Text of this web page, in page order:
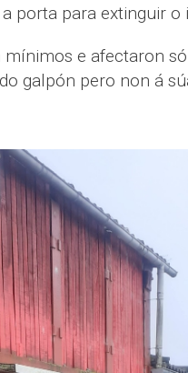
porta para extinguir o
mínimos e afectaron
galpón pero non á